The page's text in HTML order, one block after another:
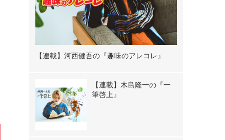
【連載】河西健吾の『趣味のアレコレ』
【連載】木島隆一の『一
筆啓上』